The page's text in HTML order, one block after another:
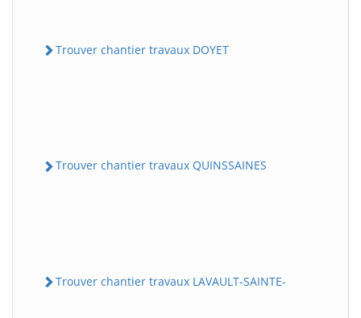
Trouver chantier travaux DOYET
Trouver chantier travaux QUINSSAINES
Trouver chantier travaux LAVAULT-SAINTE-